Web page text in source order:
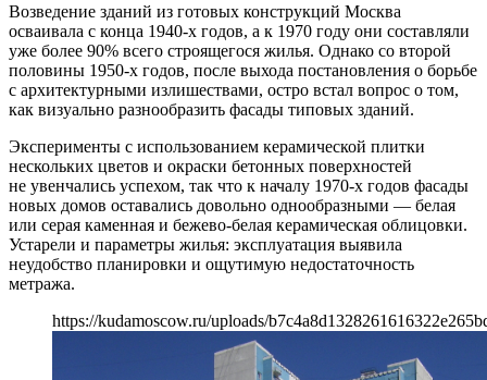
Возведение зданий из готовых конструкций Москва
осваивала с конца 1940-х годов, а к 1970 году они составляли
уже более 90% всего строящегося жилья. Однако со второй
половины 1950-х годов, после выхода постановления о борьбе
с архитектурными излишествами, остро встал вопрос о том,
как визуально разнообразить фасады типовых зданий.
Эксперименты с использованием керамической плитки
нескольких цветов и окраски бетонных поверхностей
не увенчались успехом, так что к началу 1970-х годов фасады
новых домов оставались довольно однообразными — белая
или серая каменная и бежево-белая керамическая облицовки.
Устарели и параметры жилья: эксплуатация выявила
неудобство планировки и ощутимую недостаточность
метража.
https://kudamoscow.ru/uploads/